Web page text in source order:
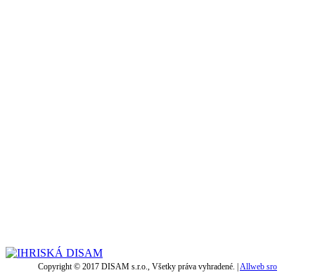
Copyright © 2017 DISAM s.r.o., Všetky práva vyhradené. |Allweb sro